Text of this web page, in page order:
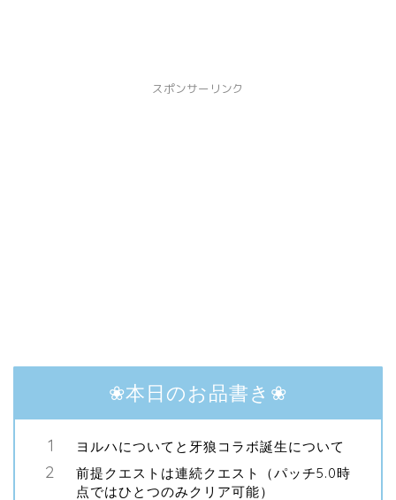
スポンサーリンク
❀本日のお品書き❀
ヨルハについてと牙狼コラボ誕生について
前提クエストは連続クエスト（パッチ5.0時
点ではひとつのみクリア可能）